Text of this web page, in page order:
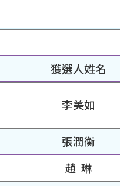
獲選人姓名
李美如
張潤衡
趙 琳